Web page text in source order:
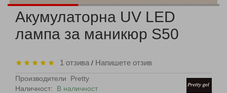
Акумулаторна UV LED
лампа за маникюр S50
1 отзива / Напишете отзив
Производители
Pretty
Наличност: В наличност